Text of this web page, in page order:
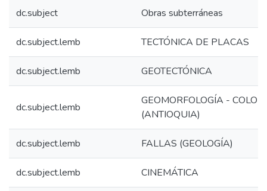
dc.subject Obras subterráneas
dc.subject.lemb TECTÓNICA DE PLACAS
dc.subject.lemb GEOTECTÓNICA
dc.subject.lemb
GEOMORFOLOGÍA -
(ANTIOQUIA)
dc.subject.lemb FALLAS (GEOLOGÍA)
dc.subject.lemb CINEMÁTICA